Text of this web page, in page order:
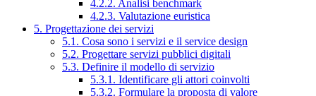
4.2.2. Analisi benchmark
4.2.3. Valutazione euristica
5. Progettazione dei servizi
5.1. Cosa sono i servizi e il service design
5.2. Progettare servizi pubblici digitali
5.3. Definire il modello di servizio
5.3.1. Identificare gli attori coinvolti
5.3.2. Formulare la proposta di valore